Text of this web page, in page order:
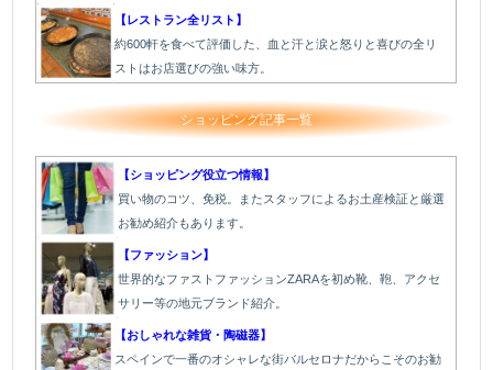
【レストラン全リスト】
約600軒を食べて評価した、血と汗と涙と怒りと喜びの全リ
ストはお店選びの強い味方。
ショッピング記事一覧
【ショッピング役立つ情報】
買い物のコツ、免税。またスタッフによるお土産検証と厳選
お勧め紹介もあります。
【ファッション】
世界的なファストファッションZARAを初め靴、鞄、アクセ
サリー等の地元ブランド紹介。
【おしゃれな雑貨・陶磁器】
スペインで一番のオシャレな街バルセロナだからこそのお勧